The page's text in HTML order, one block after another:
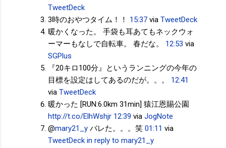
TweetDeck
3時のおやつタイム！！
15:37 via TweetDeck
暖かくなった。 手袋も耳あてもネックウォ
ーマーもなしで自転車。 春だな。
12:53 via
SGPlus
『20キロ100分』というランニングの今年の
目標を設定はしてあるのだが。。。
12:41
via TweetDeck
暖かった [RUN:6.0km 31min] 猿江恩賜公園
http://t.co/ElhWshjr 12:39 via JogNote
@mary21_y バレた。。。笑 01:11 via
TweetDeck in reply to mary21_y